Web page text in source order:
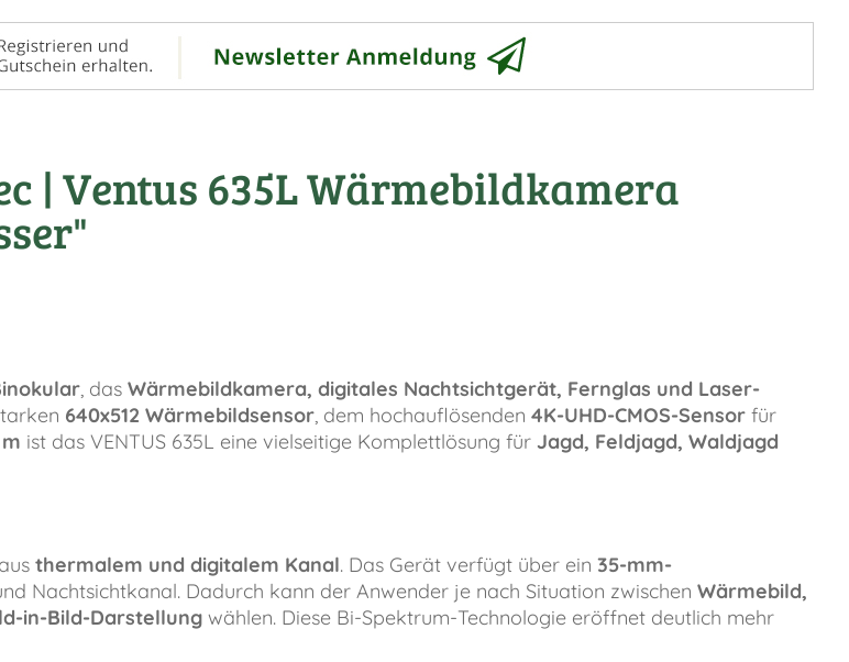
| Ventus 635L Wärmebildkamera
, das Wärmebildkamera, digitales Nachtsichtgerät, Fernglas und Laser-
640x512 Wärmebildsensor, dem hochauflösenden 4K-UHD-CMOS-Sensor für
ist das VENTUS 635L eine vielseitige Komplettlösung für Jagd, Feldjagd, Waldjagd
thermalem und digitalem Kanal. Das Gerät verfügt über ein 35-mm-
Nachtsichtkanal. Dadurch kann der Anwender je nach Situation zwischen Wärmebild,
in-Bild-Darstellung wählen. Diese Bi-Spektrum-Technologie eröffnet deutlich mehr